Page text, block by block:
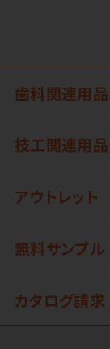
歯科関連用品
技工関連用品
アウトレット
無料サンプル
カタログ請求